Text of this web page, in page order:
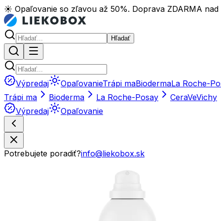
☀️ Opaľovanie so zľavou až 50%. Doprava ZDARMA
Hľadať
Výpredaj OpaľovanieTrápi maBiodermaLa Roche-
Trápi ma
Bioderma La Roche-Posay CeraVeVichy
Výpredaj
Opaľovanie
Potrebujete poradiť?info@liekobox.sk